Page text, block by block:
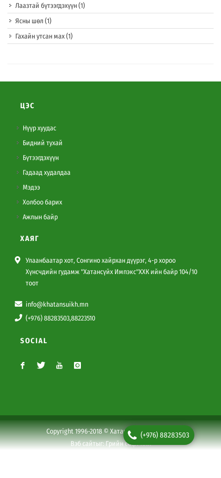
Лаазтай бүтээгдэхүүн(1)
Ясны шөл (1)
Гахайн утсан мах(1)
ЦЭС
Нүүр хуудас
Бидний тухай
Бүтээгдэхүүн
Гадаад худалдаа
Мэдээ
Холбоо барих
Ажлын байр
ХАЯГ
Улаанбаатар хот, Сонгино хайрхан дүүрэг, 4-р хороо
Хүнсчдийн гудамж "Хатансүйх Импэкс"ХХК ийн байр 104/10
тоот
info@khatansuikh.mn
(+976) 88283503,88223510
SOCIAL
Copyright 1996-2018 © Хатансүйх Импэкс ХХК
Вэб сайтыг:Грийн софт ХХК
(+976) 88283503